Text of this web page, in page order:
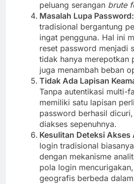
peluang serangan brute
Masalah Lupa Password:
tradisional bergantung
ingat pengguna. Hal ini
reset password menjadi
tidak hanya merepotkan
juga menambah beban
Tidak Ada Lapisan
Tanpa autentikasi multi-
memiliki satu lapisan
password berhasil
diakses sepenuhnya.
Kesulitan Deteksi Akses
login tradisional
dengan mekanisme
pola login
geografis berbeda